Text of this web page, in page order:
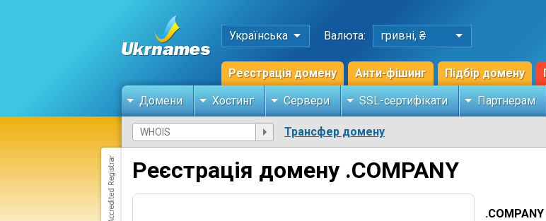
Українська Валюта: гривні, ₴
Реєстрація домену Анти-фішинг Підбір домену
Домени Хостинг Сервери SSL-сертифікати Партнерам
Трансфер домену
Реєстрація домену .COMPANY
.COMPANY